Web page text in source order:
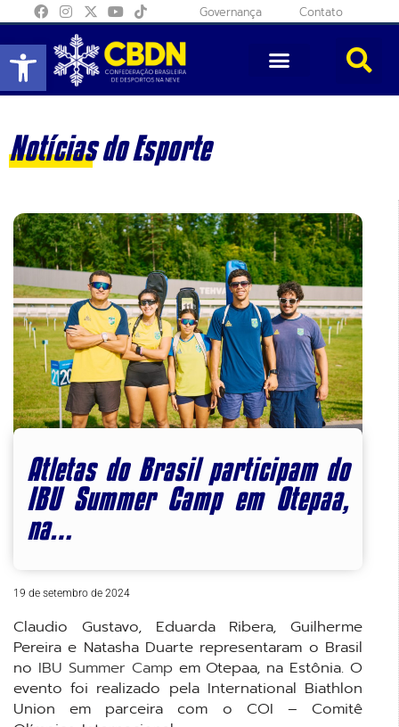
Abrir a barra de ferramentas
Governança Contato
Notícias do Esporte
Atletas do Brasil participam do
IBU Summer Camp em Otepaa,
na…
19 de setembro de 2024
Claudio Gustavo, Eduarda Ribera, Guilherme
Pereira e Natasha Duarte representaram o Brasil
no IBU Summer Camp em Otepaa, na Estônia. O
evento foi realizado pela International Biathlon
Union em parceira com o COI – Comitê